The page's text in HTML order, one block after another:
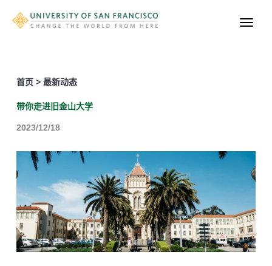
首页 > 最新动态
带你走进旧金山大学
2023/12/18